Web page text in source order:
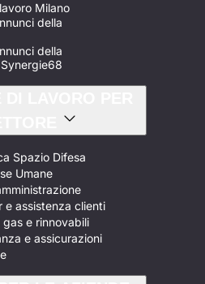
Milano
della
della
Spazio Difesa
Umane
e assistenza clienti
gas e rinnovabili
e assicurazioni